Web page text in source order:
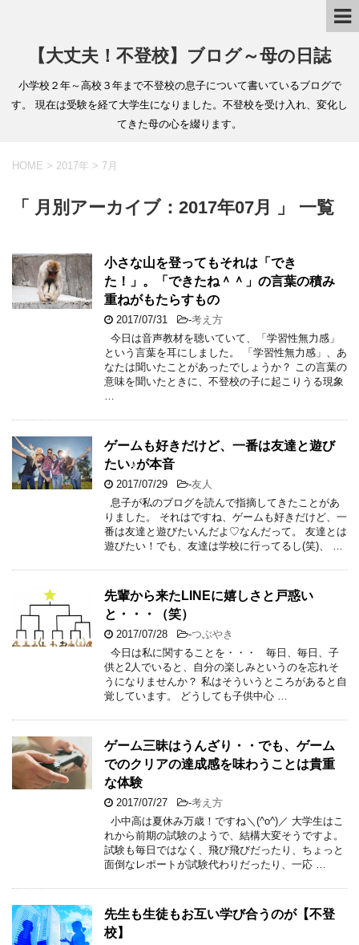
【大丈夫！不登校】ブログ～母の日誌
小学校２年～高校３年まで不登校の息子について書いているブログで
す。 現在は受験を経て大学生になりました。不登校を受け入れ、変化し
てきた母の心を綴ります。
HOME > 2017年 > 7月
「 月別アーカイブ：2017年07月 」 一覧
小さな山を登ってもそれは「でき
た！」。「できたね＾＾」の言葉の積み
重ねがもたらすもの
2017/07/31 -考え方
今日は音声教材を聴いていて、「学習性無力感」
という言葉を耳にしました。 「学習性無力感」、あ
なたは聞いたことがあったでしょうか？ この言葉の
意味を聞いたときに、不登校の子に起こりうる現象
ゲームも好きだけど、一番は友達と遊び
たい♪が本音
2017/07/29 -友人
息子が私のブログを読んで指摘してきたことがあ
りました。 それはですね、ゲームも好きだけど、一
番は友達と遊びたいんだよ♡なんだって。 友達とは
遊びたい！でも、友達は学校に行ってるし(笑)、 …
先輩から来たLINEに嬉しさと戸惑い
と・・・（笑）
2017/07/28 -つぶやき
今日は私に関することを・・・ 毎日、毎日、子
供と2人でいると、自分の楽しみというのを忘れそ
うになりませんか？ 私はそういうところがあると自
覚しています。 どうしても子供中心 …
ゲーム三昧はうんざり・・でも、ゲーム
でのクリアの達成感を味わうことは貴重
な体験
2017/07/27 -考え方
小中高は夏休み万歳！ですね＼(^o^)／ 大学生はこ
れから前期の試験のようで、結構大変そうですよ。
試験も毎日ではなく、飛び飛びだったり、ちょっと
面倒なレポートが試験代わりだったり、一応 …
先生も生徒もお互い学び合うのが【不登
校】